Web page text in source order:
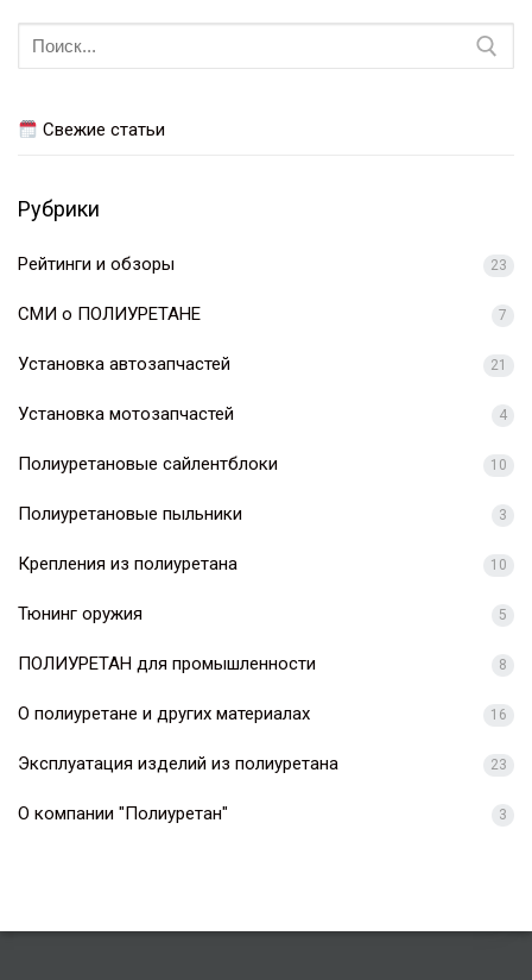
Искать:
Свежие статьи
Рубрики
Рейтинги и обзоры 23
СМИ о ПОЛИУРЕТАНЕ 7
Установка автозапчастей 21
Установка мотозапчастей 4
Полиуретановые сайлентблоки 10
Полиуретановые пыльники 3
Крепления из полиуретана 10
Тюнинг оружия 5
ПОЛИУРЕТАН для промышленности 8
О полиуретане и других материалах 16
Эксплуатация изделий из полиуретана 23
О компании "Полиуретан" 3